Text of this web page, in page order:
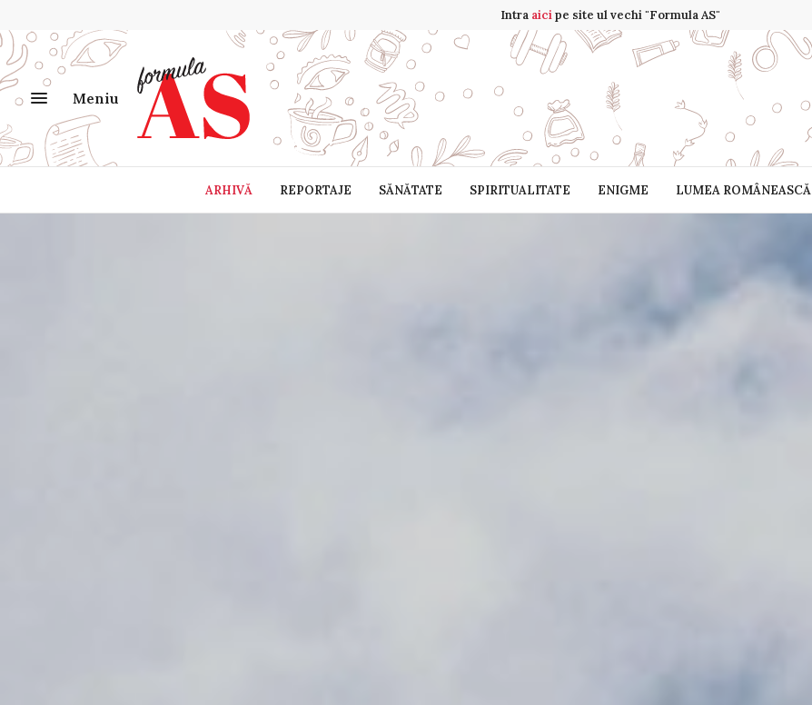
Intra aicipe site ul vechi "Formula AS"
Meniu
ARHIVĂ REPORTAJE SĂNĂTATE SPIRITUALITATE ENIGME LUMEA ROMÂNEASCĂ